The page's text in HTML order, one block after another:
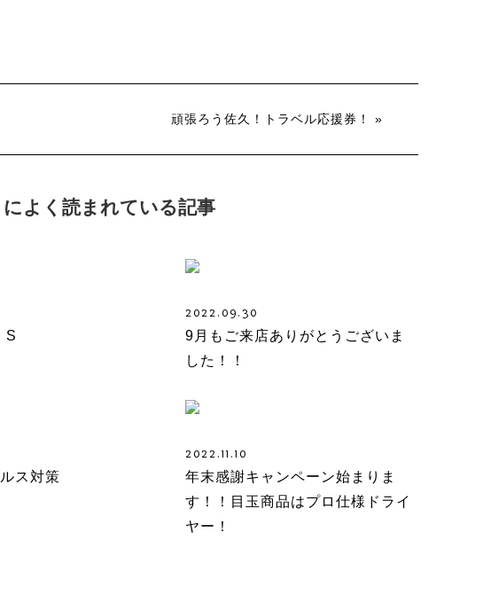
頑張ろう佐久！トラベル応援券！ »
よく読まれている記事
S
2022.09.30
9月もご来店ありがとうございま
した！！
ス対策
2022.11.10
年末感謝キャンペーン始まりま
す！！目玉商品はプロ仕様ドライ
ヤー！